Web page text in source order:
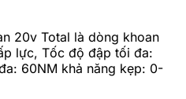
20v Total là dòng khoan
lực, Tốc độ đập tối đa:
60NM khả năng kẹp: 0-